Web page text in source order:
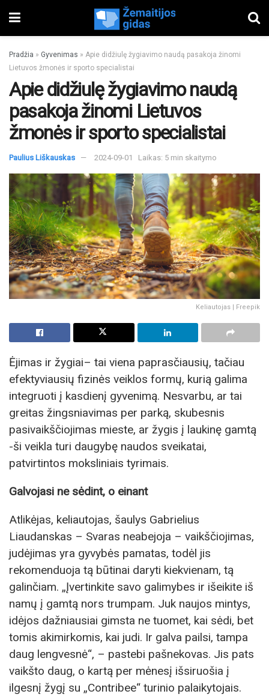
Pradžia » Gyvenimas » Apie didžiulę žygiavimo naudą pasakoja žinomi
Lietuvos žmonės ir sporto specialistai
Apie didžiulę žygiavimo naudą
pasakoja žinomi Lietuvos
žmonės ir sporto specialistai
Paulius Liškauskas 2024-09-01 Laikas: 5 min skaitymo
Keliautojas | Freepik
Ėjimas ir žygiai– tai viena paprasčiausių, tačiau
efektyviausių fizinės veiklos formų, kurią galima
integruoti į kasdienį gyvenimą. Nesvarbu, ar tai
greitas žingsniavimas per parką, skubesnis
pasivaikščiojimas mieste, ar žygis į laukinę gamtą
-ši veikla turi daugybę naudos sveikatai,
patvirtintos moksliniais tyrimais.
Galvojasi ne sėdint, o einant
Atlikėjas, keliautojas, šaulys Gabrielius
Liaudanskas – Svaras neabejoja – vaikščiojimas,
judėjimas yra gyvybės pamatas, todėl jis
rekomenduoja tą būtinai daryti kiekvienam, tą
galinčiam. „Įvertinkite savo galimybes ir išeikite iš
namų į gamtą nors trumpam. Juk naujos mintys,
idėjos dažniausiai gimsta ne tuomet, kai sėdi, bet
tomis akimirkomis, kai judi. Ir galva pailsi, tampa
daug lengvesnė“, – pastebi pašnekovas. Jis pats
vaikšto daug, o kartą per mėnesį išsiruošia į
ilgesnį žygį su „Contribee“ turinio palaikytojais.